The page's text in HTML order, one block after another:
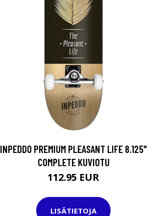
INPEDDO PREMIUM PLEASANT LIFE 8.125"
COMPLETE KUVIOTU
112.95 EUR
LISÄTIETOJA